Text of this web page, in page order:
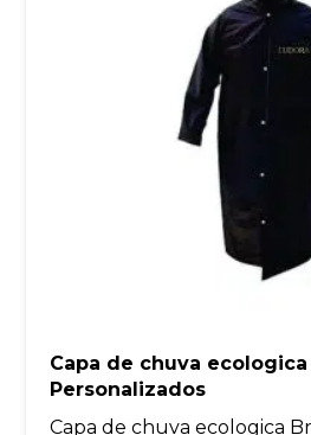
Capa de chuva
Personalizados
Capa de chuva ecologica